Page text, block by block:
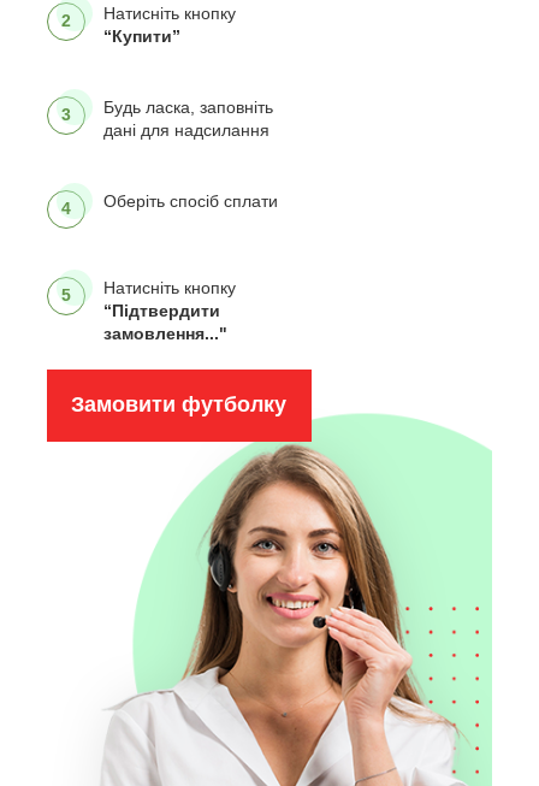
2
Натисніть кнопку
“Купити”
3
Будь ласка, заповніть
дані для надсилання
4 Оберіть спосіб сплати
5
Натисніть кнопку
“Підтвердити
замовлення..."
Замовити футболку